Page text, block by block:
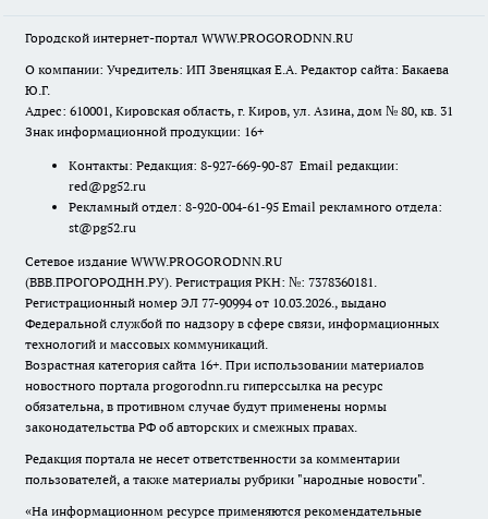
Городской интернет-портал WWW.PROGORODNN.RU
О компании: Учредитель: ИП Звеняцкая Е.А. Редактор сайта: Бакаева
Ю.Г.
Адрес: 610001, Кировская область, г. Киров, ул. Азина, дом № 80, кв. 31
Знак информационной продукции: 16+
Контакты: Редакция: 8-927-669-90-87 Email редакции:
red@pg52.ru
Рекламный отдел: 8-920-004-61-95 Email рекламного отдела:
st@pg52.ru
Сетевое издание WWW.PROGORODNN.RU
(ВВВ.ПРОГОРОДНН.РУ). Регистрация РКН: №: 7378360181.
Регистрационный номер ЭЛ 77-90994 от 10.03.2026., выдано
Федеральной службой по надзору в сфере связи, информационных
технологий и массовых коммуникаций.
Возрастная категория сайта 16+. При использовании материалов
новостного портала progorodnn.ru гиперссылка на ресурс
обязательна, в противном случае будут применены нормы
законодательства РФ об авторских и смежных правах.
Редакция портала не несет ответственности за комментарии
пользователей, а также материалы рубрики "народные новости".
«На информационном ресурсе применяются рекомендательные